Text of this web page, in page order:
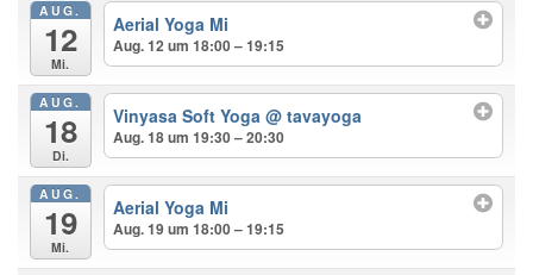
AUG.
12
Mi.
Aerial Yoga Mi
Aug. 12 um 18:00 – 19:15
AUG.
18
Di.
Vinyasa Soft Yoga@ tavayoga
Aug. 18 um 19:30 – 20:30
AUG.
19
Mi.
Aerial Yoga Mi
Aug. 19 um 18:00 – 19:15